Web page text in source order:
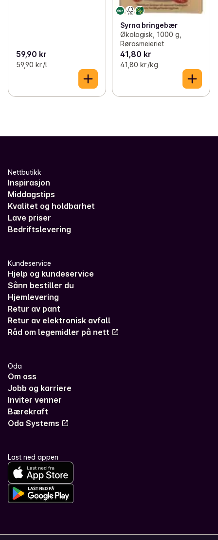
59,90 kr
59,90 kr /l
Syrna bringebær
Økologisk, 1000 g,
Rørosmeieriet
41,80 kr
41,80 kr /kg
Nettbutikk
Inspirasjon
Middagstips
Kvalitet og holdbarhet
Lave priser
Bedriftslevering
Kundeservice
Hjelp og kundeservice
Sånn bestiller du
Hjemlevering
Retur av pant
Retur av elektronisk avfall
Råd om legemidler på nett
Oda
Om oss
Jobb og karriere
Inviter venner
Bærekraft
Oda Systems
Last ned appen